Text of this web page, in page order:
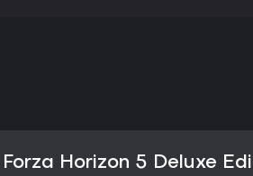
Forza Horizon 5 Deluxe